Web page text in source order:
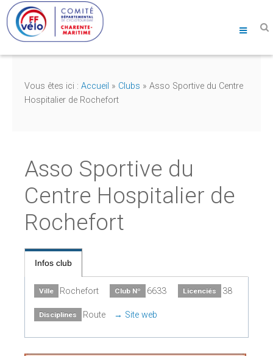
Vous êtes ici : Accueil » Clubs » Asso Sportive du Centre
Hospitalier de Rochefort
Asso Sportive du
Centre Hospitalier de
Rochefort
Infos club
Ville Rochefort Club Nº 6633 Licenciés 38
Disciplines Route Site web